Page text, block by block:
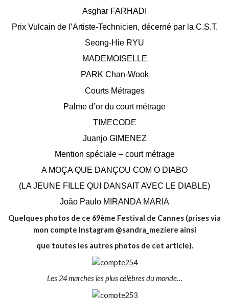
Asghar FARHADI
Prix Vulcain de l’Artiste-Technicien, décerné par la C.S.T.
Seong-Hie RYU
MADEMOISELLE
PARK Chan-Wook
Courts Métrages
Palme d’or du court métrage
TIMECODE
Juanjo GIMENEZ
Mention spéciale – court métrage
A MOÇA QUE DANÇOU COM O DIABO
(LA JEUNE FILLE QUI DANSAIT AVEC LE DIABLE)
João Paulo MIRANDA MARIA
Quelques photos de ce 69ème Festival de Cannes (prises via
mon compte Instagram @sandra_meziere ainsi
que toutes les autres photos de cet article).
Les 24 marches les plus célèbres du monde…